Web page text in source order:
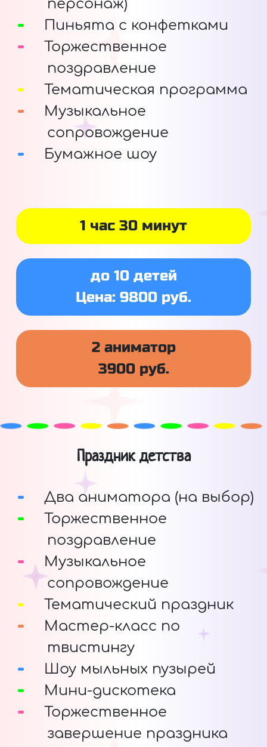
персонаж)
Пиньята с конфетками
Торжественное
поздравление
Тематическая программа
Музыкальное
сопровождение
Бумажное шоу
1 час 30 минут
до 10 детей
Цена: 9800 руб.
2 аниматор
3900 руб.
Праздник детства
Два аниматора (на выбор)
Торжественное
поздравление
Музыкальное
сопровождение
Тематический праздник
Мастер-класс по
твистингу
Шоу мыльных пузырей
Мини-дискотека
Торжественное
завершение праздника